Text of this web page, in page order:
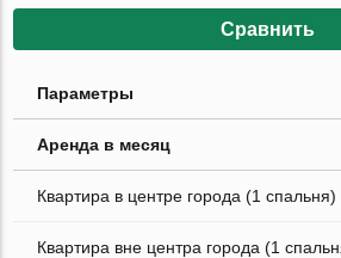
Сравнить
Параметры
Аренда в месяц
Квартира в центре города (1 спальня)
Квартира вне центра города (1